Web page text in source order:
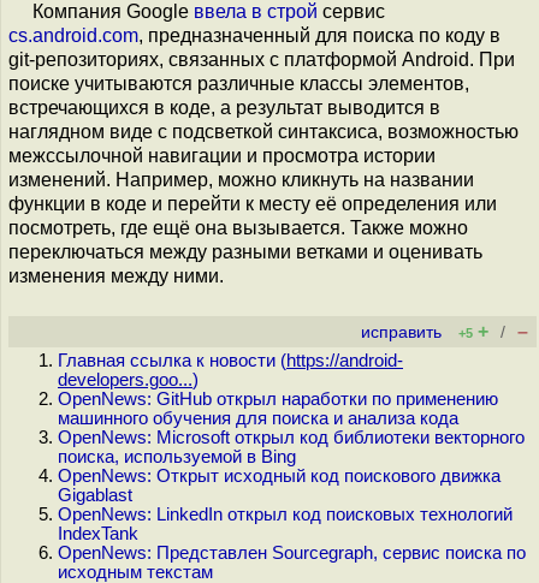
Компания Google ввела в строй сервис
cs.android.com, предназначенный для поиска по коду в
git-репозиториях, связанных с платформой Android. При
поиске учитываются различные классы элементов,
встречающихся в коде, а результат выводится в
наглядном виде с подсветкой синтаксиса, возможностью
межссылочной навигации и просмотра истории
изменений. Например, можно кликнуть на названии
функции в коде и перейти к месту её определения или
посмотреть, где ещё она вызывается. Также можно
переключаться между разными ветками и оценивать
изменения между ними.
исправить +5 + / –
Главная ссылка к новости (https://android-
developers.goo...)
OpenNews: GitHub открыл наработки по применению
машинного обучения для поиска и анализа кода
OpenNews: Microsoft открыл код библиотеки векторного
поиска, используемой в Bing
OpenNews: Открыт исходный код поискового движка
Gigablast
OpenNews: LinkedIn открыл код поисковых технологий
IndexTank
OpenNews: Представлен Sourcegraph, сервис поиска по
исходным текстам